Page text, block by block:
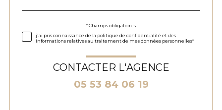
* Champs obligatoires
j'ai pris connaissance de la politique de confidentialité et des
informations relatives au traitement de mes données personnelles*
CONTACTER L'AGENCE
05 53 84 06 19